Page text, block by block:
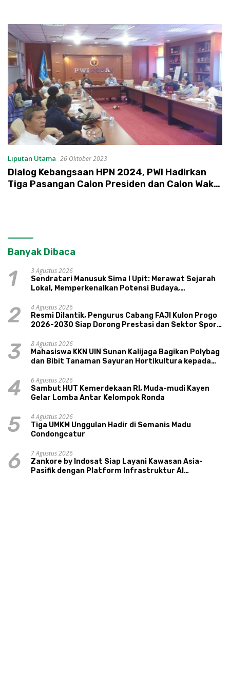
Liputan Utama 26 Oktober 2023
Dialog Kebangsaan HPN 2024, PWI Hadirkan
Tiga Pasangan Calon Presiden dan Calon Wakil
Banyak Dibaca
1
3 Agustus 2026
Sendratari Manusuk Sima I Upit: Merawat Sejarah
Lokal, Memperkenalkan Potensi Budaya,
2
4 Agustus 2026
Resmi Dilantik, Pengurus Cabang FAJI Kulon Progo
2026-2030 Siap Dorong Prestasi dan Sektor Sport
3
8 Agustus 2026
Mahasiswa KKN UIN Sunan Kalijaga Bagikan Polybag
dan Bibit Tanaman Sayuran Hortikultura kepada
4
6 Agustus 2026
Sambut HUT Kemerdekaan RI, Muda-mudi Kayen
Gelar Lomba Antar Kelompok Ronda
5
4 Agustus 2026
Tiga UMKM Unggulan Hadir di Semanis Madu
Condongcatur
6
7 Agustus 2026
Zankore by Indosat Siap Layani Kawasan Asia-
Pasifik dengan Platform Infrastruktur AI